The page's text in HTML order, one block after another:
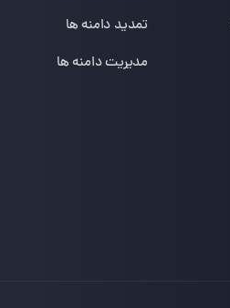
تمدید دامنه ها
مدیریت دامنه ها